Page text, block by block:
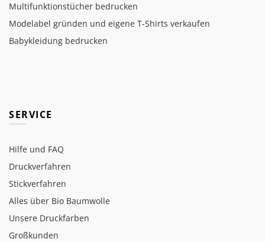
Multifunktionstücher bedrucken
Modelabel gründen und eigene T-Shirts verkaufen
Babykleidung bedrucken
SERVICE
Hilfe und FAQ
Druckverfahren
Stickverfahren
Alles über Bio Baumwolle
Unsere Druckfarben
Großkunden